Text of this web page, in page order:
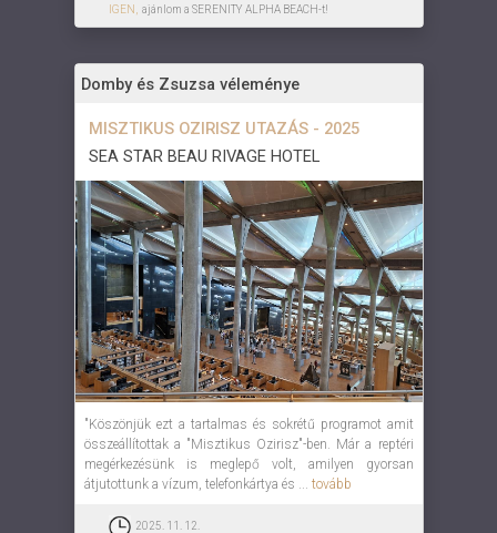
IGEN,
ajánlom a SERENITY ALPHA BEACH-t!
Domby és Zsuzsa véleménye
MISZTIKUS OZIRISZ UTAZÁS - 2025
SEA STAR BEAU RIVAGE HOTEL
"Köszönjük ezt a tartalmas és sokrétű programot amit
összeállítottak a "Misztikus Ozirisz"-ben. Már a reptéri
megérkezésünk is meglepő volt, amilyen gyorsan
átjutottunk a vízum, telefonkártya és ... tovább
2025. 11. 12.